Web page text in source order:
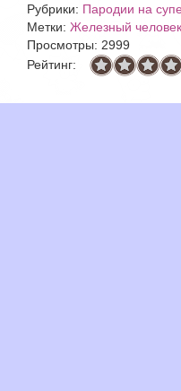
Рубрики: Пародии на
Метки: Железный человек
Просмотры: 2999
Рейтинг: